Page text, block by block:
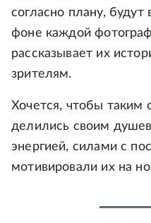
согласно плану,
фоне каждой
рассказывает их
зрителям.
Хочется, чтобы таким
делились своим
энергией, силами с
мотивировали их на